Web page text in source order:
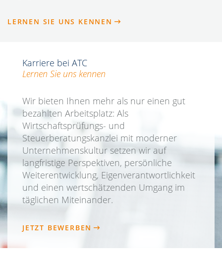
LERNEN SIE UNS KENNEN
Karriere bei ATC
Lernen Sie uns kennen
Wir bieten Ihnen mehr als nur einen gut
bezahlten Arbeitsplatz: Als
Wirtschaftsprüfungs- und
Steuerberatungskanzlei mit moderner
Unternehmenskultur setzen wir auf
langfristige Perspektiven, persönliche
Weiterentwicklung, Eigenverantwortlichkeit
und einen wertschätzenden Umgang im
täglichen Miteinander.
JETZT BEWERBEN